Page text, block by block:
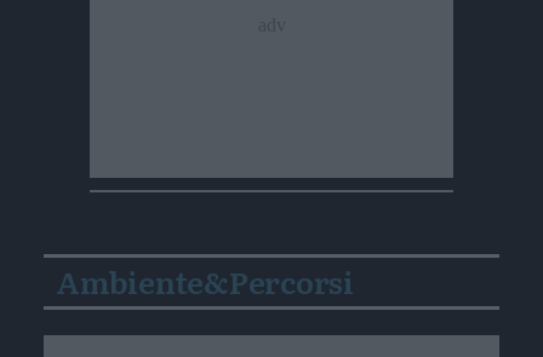
Ambiente&Percorsi